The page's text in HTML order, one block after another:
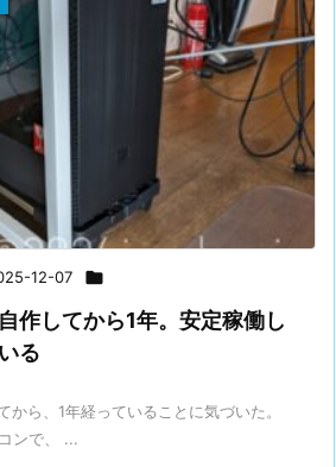
12-07 
作してから1年。安定稼働し
る
から、1年経っていることに気づいた。
ンで、 ...